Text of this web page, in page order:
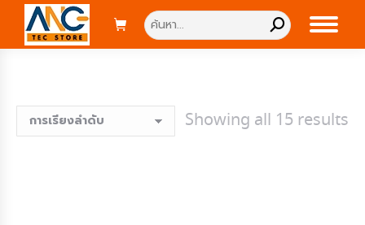
Search:
Showing all 15 results